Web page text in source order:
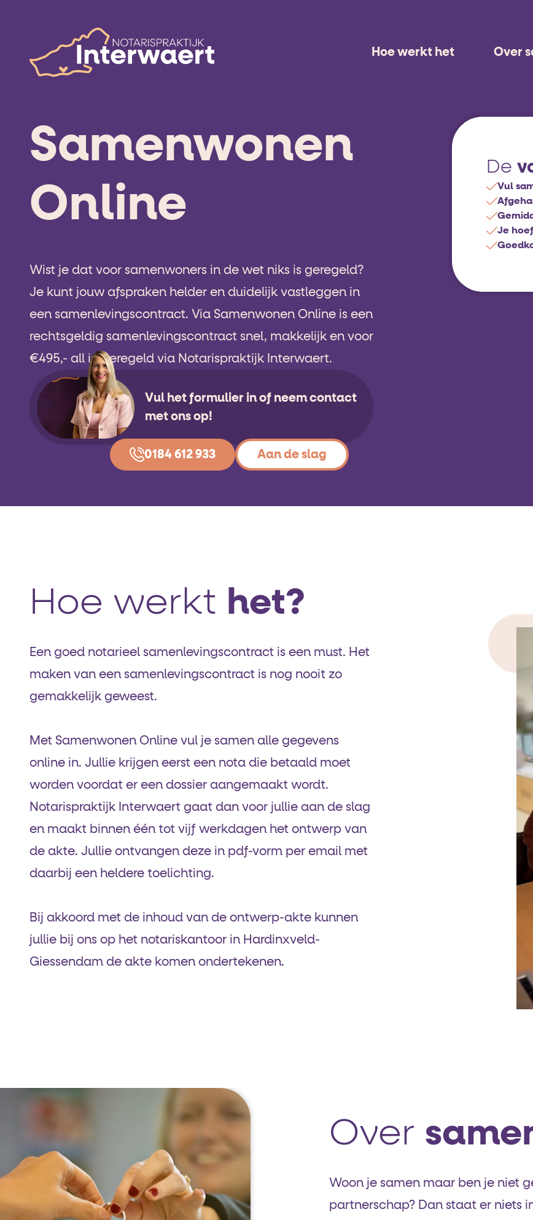
Hoe werkt het Over
Samenwonen
Online
Wist je dat voor samenwoners in de wet niks is geregeld?
Je kunt jouw afspraken helder en duidelijk vastleggen in
een samenlevingscontract. Via Samenwonen Online is een
rechtsgeldig samenlevingscontract snel, makkelijk en voor
€495,- all in geregeld via Notarispraktijk Interwaert.
Vul het formulier in of neem contact
met ons op!
0184 612 933 Aan de slag
De
Vul
Je
Hoe werkt het?
Een goed notarieel samenlevingscontract is een must. Het
maken van een samenlevingscontract is nog nooit zo
gemakkelijk geweest.
Met Samenwonen Online vul je samen alle gegevens
online in. Jullie krijgen eerst een nota die betaald moet
worden voordat er een dossier aangemaakt wordt.
Notarispraktijk Interwaert gaat dan voor jullie aan de slag
en maakt binnen één tot vijf werkdagen het ontwerp van
de akte. Jullie ontvangen deze in pdf-vorm per email met
daarbij een heldere toelichting.
Bij akkoord met de inhoud van de ontwerp-akte kunnen
jullie bij ons op het notariskantoor in Hardinxveld-
Giessendam de akte komen ondertekenen.
Over
Woon je samen maar ben je niet
partnerschap? Dan staat er niets